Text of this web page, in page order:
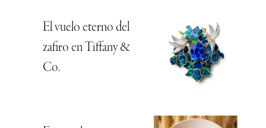
El vuelo eterno del
zafiro en Tiffany &
Co.